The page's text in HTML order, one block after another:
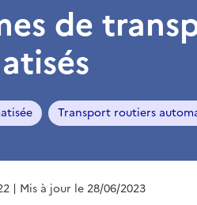
de
Transport routiers
| Mis à jour le 28/06/2023